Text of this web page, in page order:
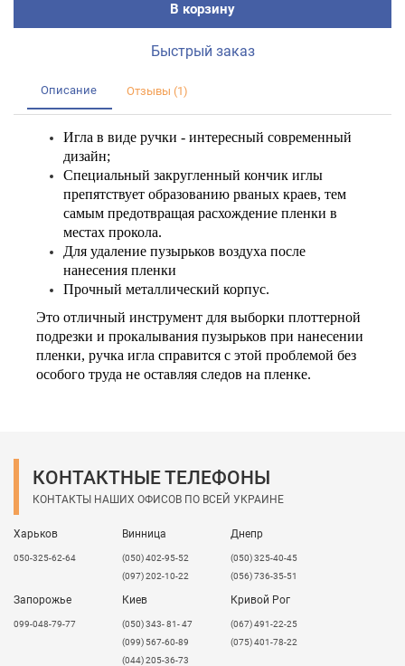
В корзину
Быстрый заказ
Описание Отзывы (1)
Игла в виде ручки - интересный современный
дизайн;
Специальный закругленный кончик иглы
препятствует образованию рваных краев, тем
самым предотвращая расхождение пленки в
местах прокола.
Для удаление пузырьков воздуха после
нанесения пленки
Прочный металлический корпус.
Это отличный инструмент для выборки плоттерной
подрезки и прокалывания пузырьков при нанесении
пленки, ручка игла справится с этой проблемой без
особого труда не оставляя следов на пленке.
При ее использовании тонкий материал трафарета не
повредится при перемещении на поверхность и
обратно. С использованием ручки-иглы вы
КОНТАКТНЫЕ ТЕЛЕФОНЫ
КОНТАКТЫ НАШИХ ОФИСОВ ПО ВСЕЙ УКРАИНЕ
Харьков
050-325-62-64
Винница
(050) 402-95-52
(097) 202-10-22
Днепр
(050) 325-40-45
(056) 736-35-51
Запорожье
099-048-79-77
Киев
(050) 343- 81- 47
(099) 567-60-89
(044) 205-36-73
Кривой Рог
(067) 491-22-25
(075) 401-78-22